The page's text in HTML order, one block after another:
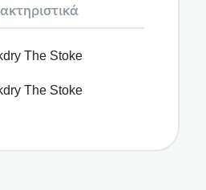
The Stoke
The Stoke